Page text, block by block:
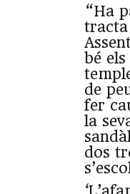
“Ha
tracta
bé
de
fer
la
dos